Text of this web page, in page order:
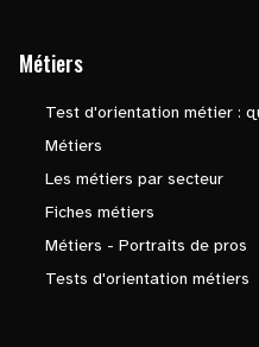
Métiers
Test d'orientation métier :
Métiers
Les métiers par secteur
Fiches métiers
Métiers - Portraits de pros
Tests d'orientation métiers